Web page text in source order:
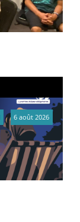
6 août 2026